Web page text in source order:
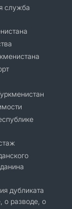
служба
дубликата
о разводе, о